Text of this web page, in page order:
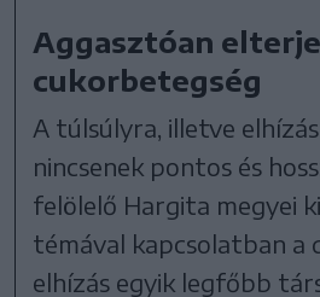
Aggasztóan
cukorbetegség
A túlsúlyra, illetve
nincsenek pontos és
felölelő Hargita megyei
témával kapcsolatban a
elhízás egyik legfőbb